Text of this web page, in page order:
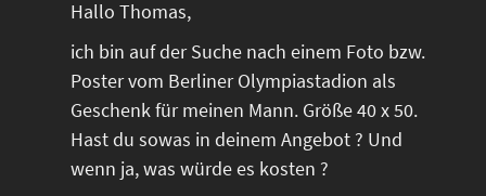
Hallo Thomas,
ich bin auf der Suche nach einem Foto bzw.
Poster vom Berliner Olympiastadion als
Geschenk für meinen Mann. Größe 40 x 50.
Hast du sowas in deinem Angebot ? Und
wenn ja, was würde es kosten ?